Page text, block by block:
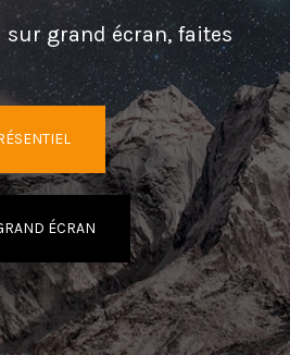
sur grand écran, faites
ÉCRAN